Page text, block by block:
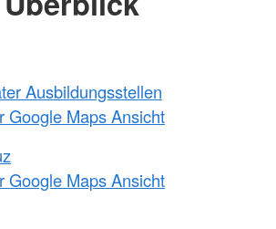
Ausbildungsstellen
Google Maps Ansicht
Google Maps Ansicht